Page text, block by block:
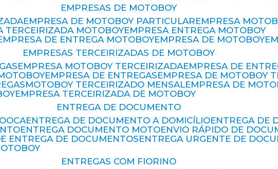
EMPRESAS DE MOTOBOY
EMPRESA DE MOTOBOY PARTICULAR
EMPRESA
TERCEIRIZADA MOTOBOY
EMPRESA ENTREGA MOTOBOY
EMPRESA DE ENTREGA MOTOBOY EMPRESA DE MOTOBOY
EMPRESAS TERCEIRIZADAS DE MOTOBOY
EMPRESA MOTOBOY TERCEIRIZADA
EMPRESA DE
EMPRESA DE ENTREGAS
EMPRESA DE MOTOBOY
MOTOBOY TERCEIRIZADO MENSAL
EMPRESA DE
EMPRESA TERCEIRIZADA DE MOTOBOY
ENTREGA DE DOCUMENTO
ENTREGA DE DOCUMENTO A DOMICÍLIO
ENTREGA
ENTREGA DOCUMENTO MOTO
ENVIO RÁPIDO DE
ENTREGA DE DOCUMENTOS
ENTREGA URGENTE DE
ENTREGAS COM FIORINO